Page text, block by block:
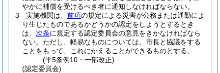
やかに補償を受けるべき者に通知しなければならない。
3
実施機関は、 前項の規定による災害が公務または通勤によ
り生じたものであるかどうかの認定をしようとするとき
は、 次条に規定する認定委員会の意見をきかなければなら
ない。 ただし、軽易なものについては、市長と協議をする
ことをもって、これにかえることができるものとする。
(平5条例10・一部改正)
(認定委員会)